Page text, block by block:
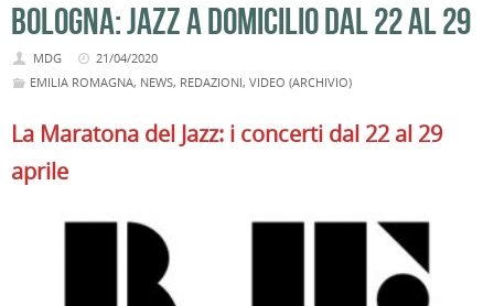
BOLOGNA: JAZZ A DOMICILIO DAL 22 AL 29
MDG
21/04/2020
EMILIA ROMAGNA, NEWS, REDAZIONI, VIDEO (ARCHIVIO)
La Maratona del Jazz: i concerti dal 22 al 29
aprile